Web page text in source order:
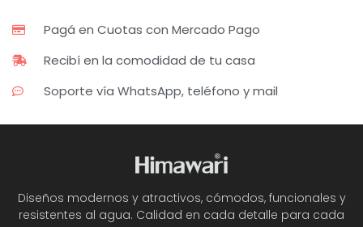
Pagá en Cuotas con Mercado Pago
Recibí en la comodidad de tu casa
Soporte vía WhatsApp, teléfono y mail
Diseños modernos y atractivos, cómodos, funcionales y
resistentes al agua. Calidad en cada detalle para cada